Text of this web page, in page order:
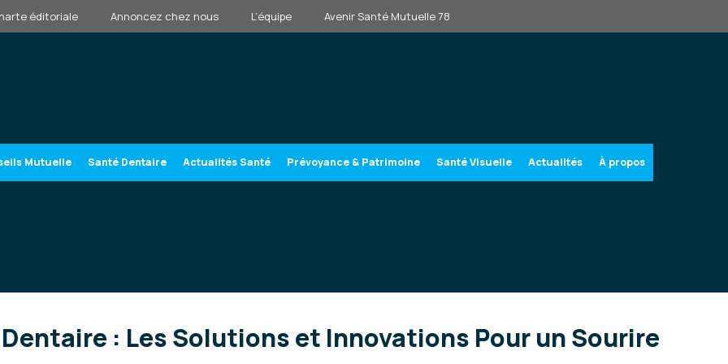
éditoriale Annoncez chez nous L’équipe Avenir Santé Mutuelle 78
Mutuelle Santé Dentaire Actualités Santé Prévoyance & Patrimoine Santé Visuelle Actualités À propos
: Les Solutions et Innovations Pour un Sourire